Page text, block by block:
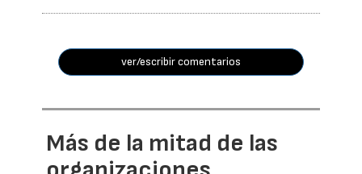
ver/escribir comentarios
Más de la mitad de las